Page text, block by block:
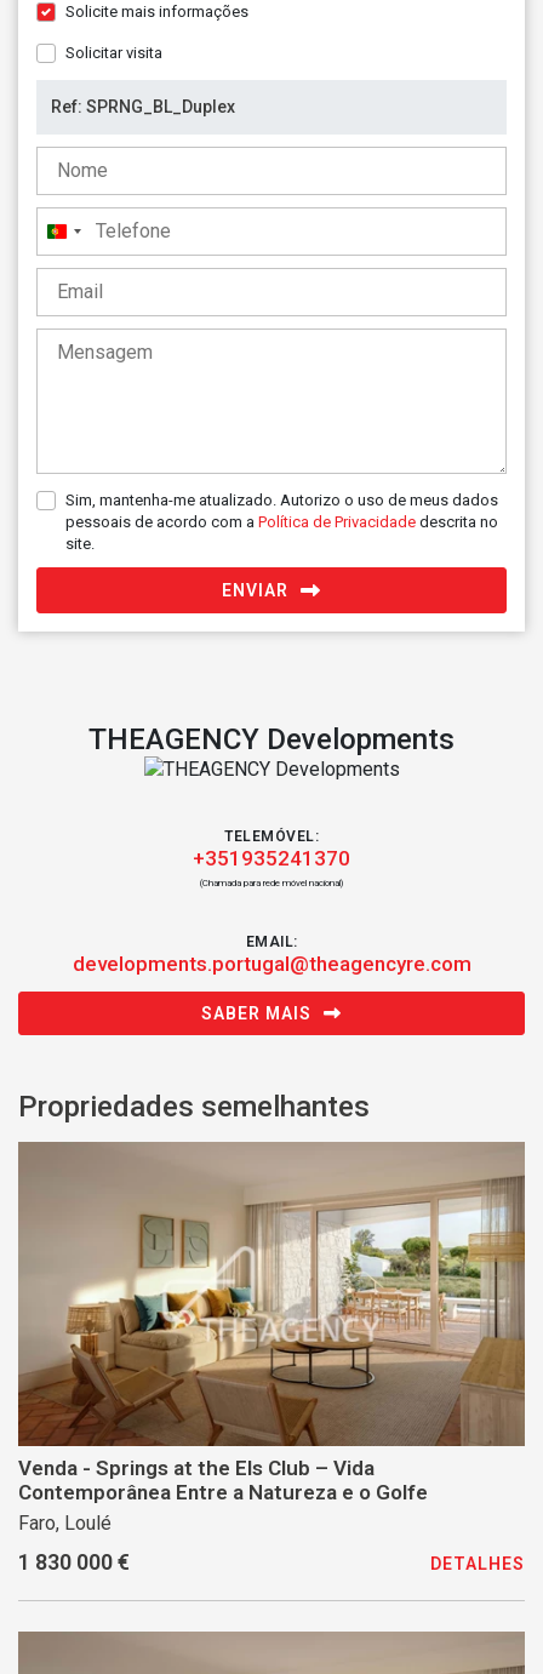
Solicite mais informações
Solicitar visita
Portugal
+351
Sim, mantenha-me atualizado. Autorizo o uso de meus dados
pessoais de acordo com a Política de Privacidade descrita no
site.
ENVIAR
THEAGENCY Developments
TELEMÓVEL:
+351935241370
(Chamada para rede móvel nacional)
EMAIL:
developments.portugal@theagencyre.com
SABER MAIS
Propriedades semelhantes
Venda - Springs at the Els Club – Vida
Contemporânea Entre a Natureza e o Golfe
Faro, Loulé
1 830 000 € DETALHES